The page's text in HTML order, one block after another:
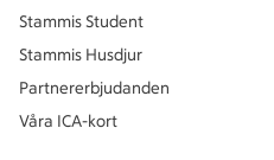
Stammis Student
Stammis Husdjur
Partnererbjudanden
Våra ICA-kort